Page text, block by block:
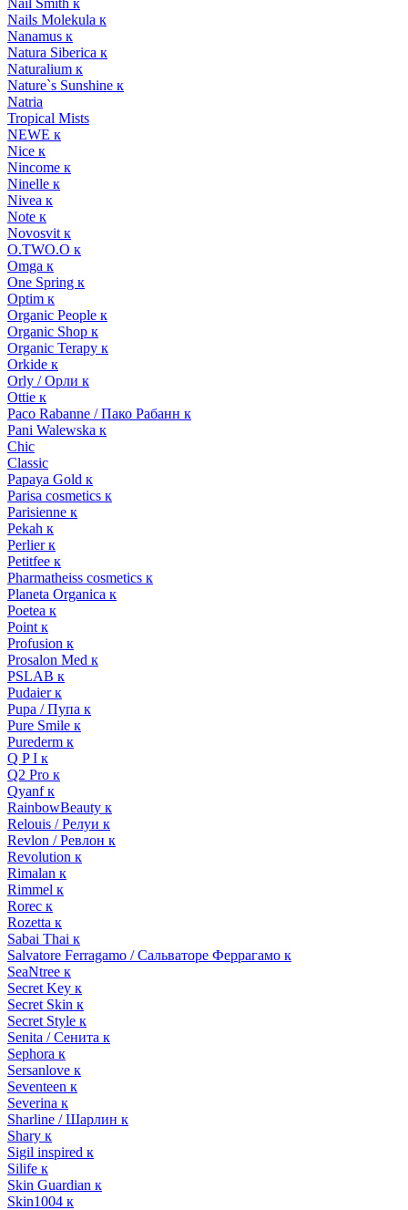
Nail Smith к
Nails Molekula к
Nanamus к
Natura Siberica к
Naturalium к
Nature`s Sunshine к
Natria
Tropical Mists
NEWE к
Nice к
Nincome к
Ninelle к
Nivea к
Note к
Novosvit к
O.TWO.O к
Omga к
One Spring к
Optim к
Organic People к
Organic Shop к
Organic Terapy к
Orkide к
Orly / Орли к
Ottie к
Paco Rabanne / Пако Рабанн к
Pani Walewska к
Chic
Classic
Papaya Gold к
Parisa cosmetics к
Parisienne к
Pekah к
Perlier к
Petitfee к
Pharmatheiss cosmetics к
Planeta Organica к
Poetea к
Point к
Profusion к
Prosalon Med к
PSLAB к
Pudaier к
Pupa / Пупа к
Pure Smile к
Purederm к
Q P I к
Q2 Pro к
Qyanf к
RainbowBeauty к
Relouis / Релуи к
Revlon / Ревлон к
Revolution к
Rimalan к
Rimmel к
Rorec к
Rozetta к
Sabai Thai к
Salvatore Ferragamo / Сальваторе Феррагамо к
SeaNtree к
Secret Key к
Secret Skin к
Secret Style к
Senita / Сенита к
Sephora к
Sersanlove к
Seventeen к
Severina к
Sharline / Шарлин к
Shary к
Sigil inspired к
Silife к
Skin Guardian к
Skin1004 к